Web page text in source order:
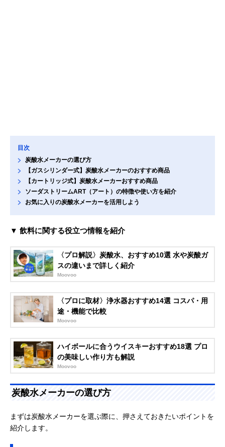
目次
炭酸水メーカーの選び方
【ガスシリンダー式】炭酸水メーカーのおすすめ商品
【カートリッジ式】炭酸水メーカーおすすめ商品
ソーダストリームART（アート）の特徴や使い方を紹介
お気に入りの炭酸水メーカーを活用しよう
▼ 飲料に関する役立つ情報を紹介
〈プロ解説〉炭酸水、おすすめ10選 水や炭酸ガ
スの違いまで詳しく紹介
Moovoo
〈プロに取材〉浄水器おすすめ14選 コスパ・用
途・機能で比較
Moovoo
ハイボールに合うウイスキーおすすめ18選 プロ
の美味しい作り方も解説
Moovoo
炭酸水メーカーの選び方
まずは炭酸水メーカーを選ぶ際に、押さえておきたいポイントを
紹介します。